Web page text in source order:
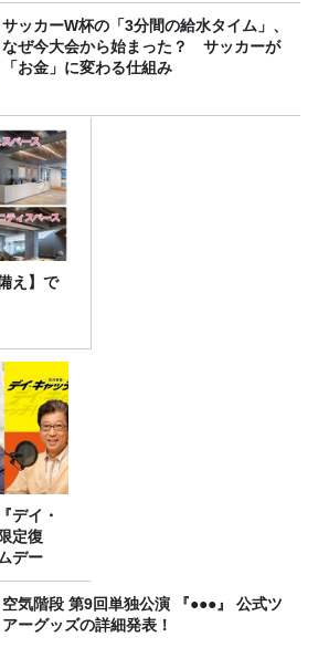
サッカーW杯の「3分間の給水タイム」、
なぜ今大会から始まった？ サッカーが
「お金」に変わる仕組み
え】で
デイ・
定復
デー
空気階段 第9回単独公演 『●●●』 公式ツ
アーグッズの詳細発表！